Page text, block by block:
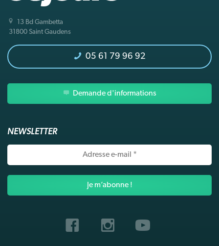
13 Bd Gambetta
31800 Saint Gaudens
05 61 79 96 92
Demande d'informations
NEWSLETTER